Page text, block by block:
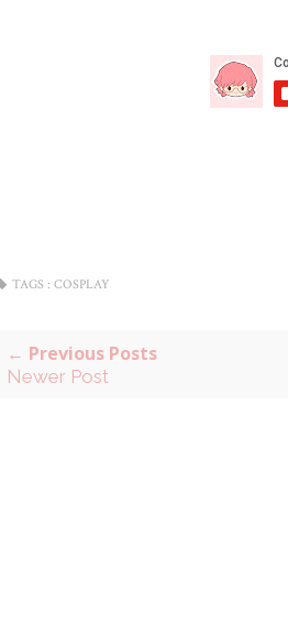
TAGS : COSPLAY
← Previous Posts
Newer Post